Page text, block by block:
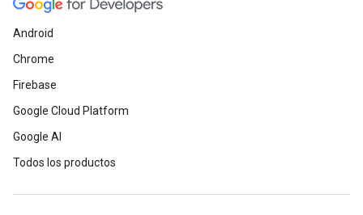
Android
Chrome
Firebase
Google Cloud Platform
Google AI
Todos los productos